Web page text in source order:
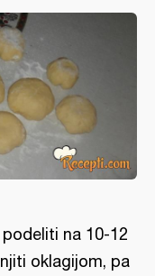
na 10-12
oklagijom, pa